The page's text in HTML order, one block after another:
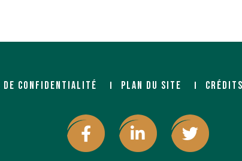
DE CONFIDENTIALITÉ PLAN DU SITE CRÉDITS